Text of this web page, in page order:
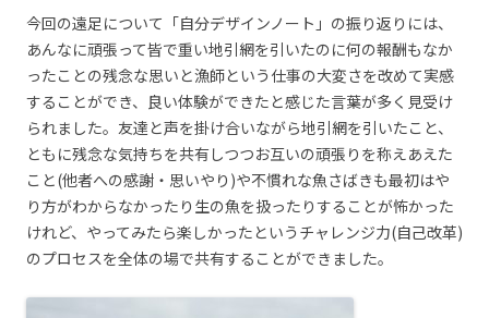
今回の遠足について「自分デザインノート」の振り返りには、
あんなに頑張って皆で重い地引網を引いたのに何の報酬もなか
ったことの残念な思いと漁師という仕事の大変さを改めて実感
することができ、良い体験ができたと感じた言葉が多く見受け
られました。友達と声を掛け合いながら地引網を引いたこと、
ともに残念な気持ちを共有しつつお互いの頑張りを称えあえた
こと(他者への感謝・思いやり)や不慣れな魚さばきも最初はや
り方がわからなかったり生の魚を扱ったりすることが怖かった
けれど、やってみたら楽しかったというチャレンジ力(自己改革)
のプロセスを全体の場で共有することができました。